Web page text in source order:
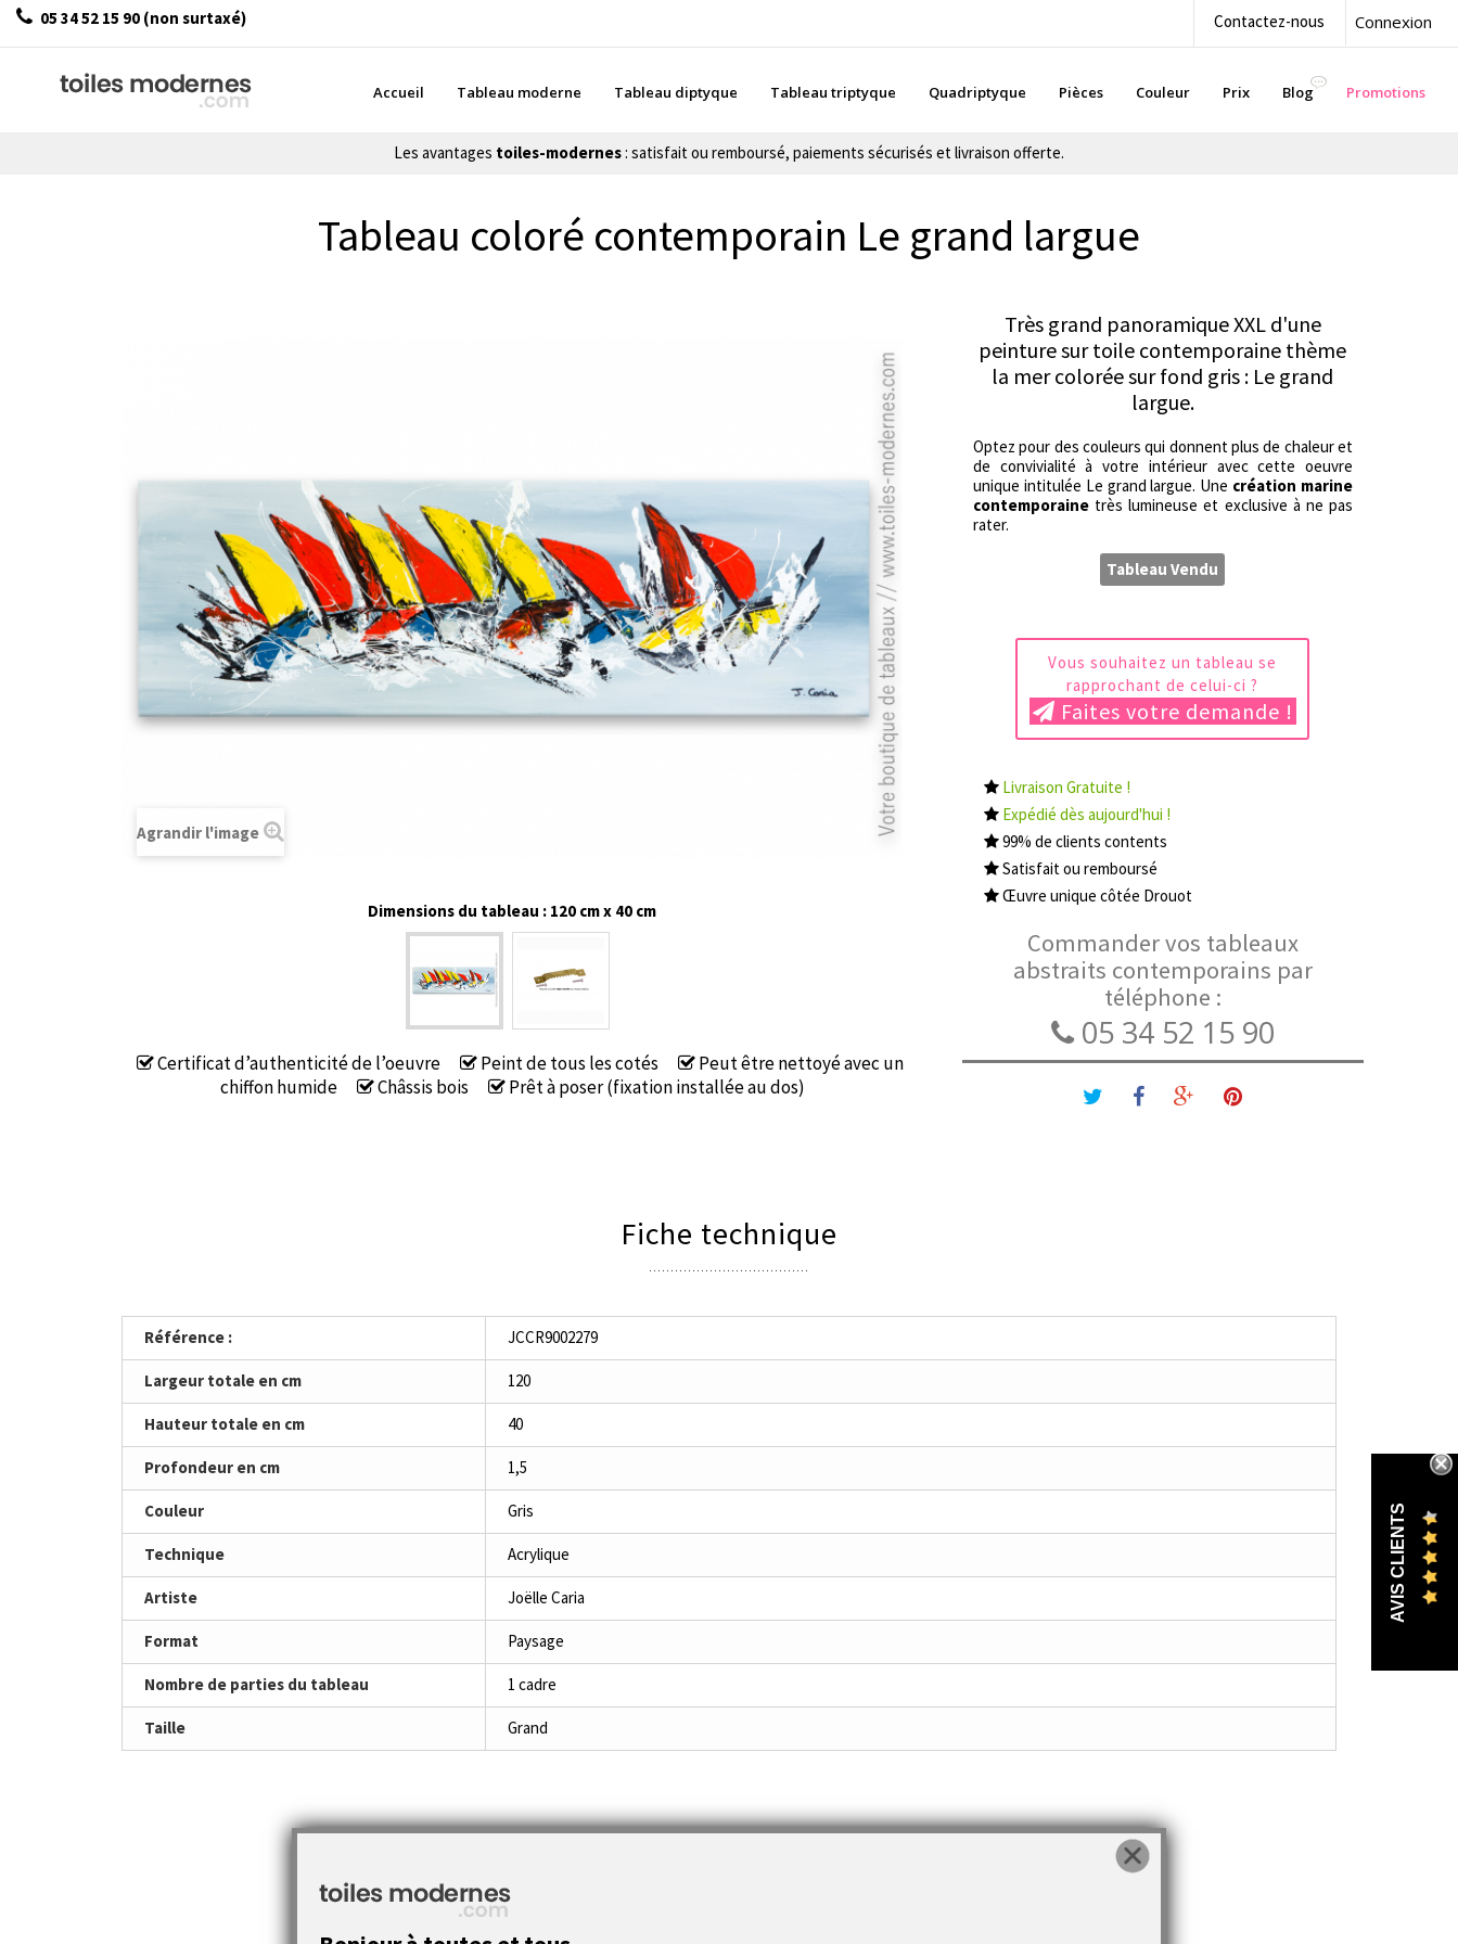
Connexion
Contactez-nous
05 34 52 15 90 (non surtaxé)
Accueil Tableau moderne Tableau diptyque Tableau triptyque Quadriptyque Pièces Couleur Prix Blog Promotions
Les avantages toiles-modernes: satisfait ou remboursé, paiements sécurisés et livraison offerte.
Tableau coloré contemporain Le grand largue
Agrandir l'image
Dimensions du tableau : 120 cm x 40 cm
Certificat d’authenticité de l’oeuvre Peint de tous les cotés
Peut être nettoyé avec un
chiffon humide
Châssis bois Prêt à poser (fixation installée au dos)
Très grand panoramique XXL d'une
peinture sur toile contemporaine thème
la mer colorée sur fond gris : Le grand
largue.
Optez pour des couleurs qui donnent plus de chaleur et
de convivialité à votre intérieur avec cette oeuvre
unique intitulée Le grand largue. Une création marine
contemporaine très lumineuse et exclusive à ne pas
rater.
Tableau Vendu
Vous souhaitez un tableau se
rapprochant de celui-ci ?
Faites votre demande !
Livraison Gratuite !
Expédié dès aujourd'hui !
99% de clients contents
Satisfait ou remboursé
Œuvre unique côtée Drouot
Commander vos tableaux
abstraits contemporains par
téléphone :
05 34 52 15 90
Fiche technique
Référence : JCCR9002279
Largeur totale en cm 120
Hauteur totale en cm 40
Profondeur en cm 1,5
Couleur Gris
Technique Acrylique
Artiste Joëlle Caria
Format Paysage
Nombre de parties du tableau 1 cadre
Taille Grand
AVIS CLIENTS